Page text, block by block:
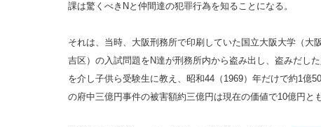
課は驚くべきNと仲間達の犯罪行為を知ることになる。
それは、当時、大阪刑務所で印刷していた国立大阪大学（大
吉区）の入試問題をN達が刑務所内から盗み出し、盗みだし
を介し子供ら受験生に教え、昭和44（1969）年だけで約1億
の府中三億円事件の被害額約三億円は現在の価値で10億円と